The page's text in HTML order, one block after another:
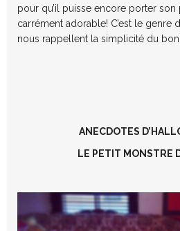
pour qu’il puisse encore porter
carrément adorable! C’est le genre
nous rappellent la simplicité du
ANECDOTES
LE PETIT MONSTRE